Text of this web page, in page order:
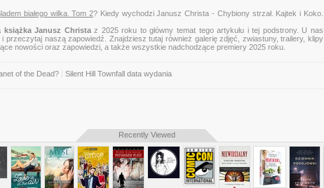
białego wilka. Tom 2? Kiedy wychodzi Janusz Christa - Chybiony strzał. Kajtek i Koko.
książka Janusz Christaz 2025 roku to główny temat tego artykułu i tej podstrony. U nas
i przeczytaj naszą zapowiedź. Znajdziesz tutaj również galerię zdjęć, zwiastuny, trailery, klipy
nowości oraz zapowiedzi, a także wszystkie nadchodzące premiery 2025 roku.
of the Dead? Silent Hill Townfall data wydania
Recently Viewed